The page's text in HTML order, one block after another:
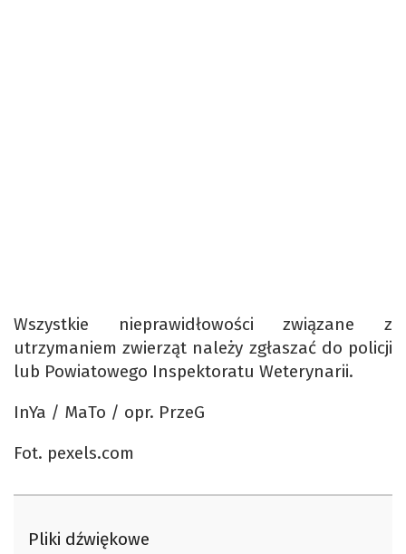
Wszystkie nieprawidłowości związane z
utrzymaniem zwierząt należy zgłaszać do policji
lub Powiatowego Inspektoratu Weterynarii.
InYa / MaTo / opr. PrzeG
Fot. pexels.com
Pliki dźwiękowe